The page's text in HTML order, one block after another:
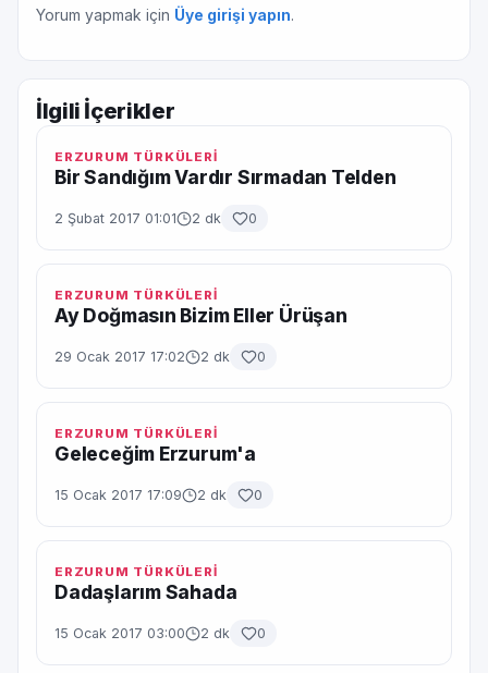
Yorum yapmak için Üye girişi yapın.
İlgili İçerikler
ERZURUM TÜRKÜLERİ
Bir Sandığım Vardır Sırmadan Telden
2 Şubat 2017 01:01 2 dk 0
ERZURUM TÜRKÜLERİ
Ay Doğmasın Bizim Eller Ürüşan
29 Ocak 2017 17:02 2 dk 0
ERZURUM TÜRKÜLERİ
Geleceğim Erzurum'a
15 Ocak 2017 17:09 2 dk 0
ERZURUM TÜRKÜLERİ
Dadaşlarım Sahada
15 Ocak 2017 03:00 2 dk 0